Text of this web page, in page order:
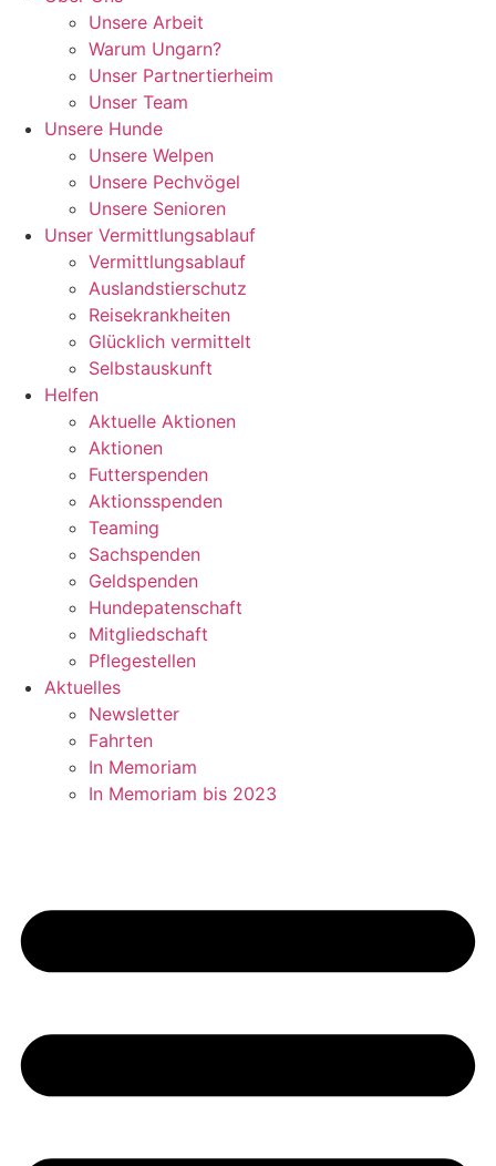
Unsere Arbeit
Warum Ungarn?
Unser Partnertierheim
Unser Team
Unsere Hunde
Unsere Welpen
Unsere Pechvögel
Unsere Senioren
Unser Vermittlungsablauf
Vermittlungsablauf
Auslandstierschutz
Reisekrankheiten
Glücklich vermittelt
Selbstauskunft
Helfen
Aktuelle Aktionen
Aktionen
Futterspenden
Aktionsspenden
Teaming
Sachspenden
Geldspenden
Hundepatenschaft
Mitgliedschaft
Pflegestellen
Aktuelles
Newsletter
Fahrten
In Memoriam
In Memoriam bis 2023